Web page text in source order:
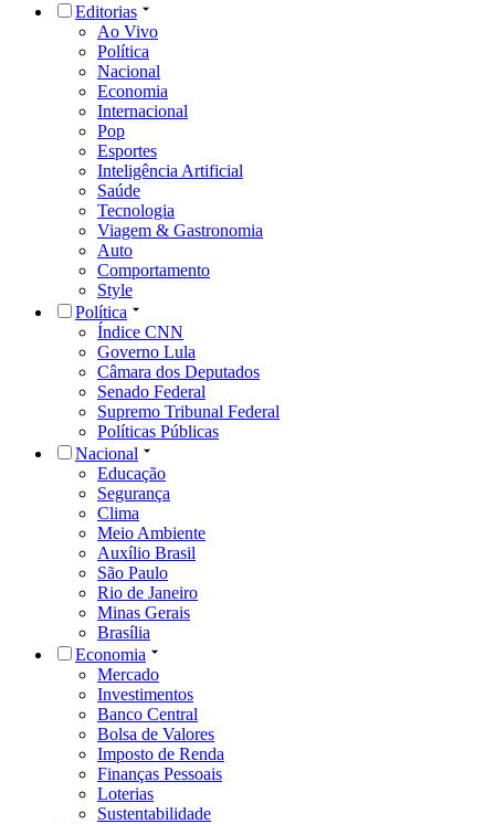
Editorias
Ao Vivo
Política
Nacional
Economia
Internacional
Pop
Esportes
Inteligência Artificial
Saúde
Tecnologia
Viagem & Gastronomia
Auto
Comportamento
Style
Política
Índice CNN
Governo Lula
Câmara dos Deputados
Senado Federal
Supremo Tribunal Federal
Políticas Públicas
Nacional
Educação
Segurança
Clima
Meio Ambiente
Auxílio Brasil
São Paulo
Rio de Janeiro
Minas Gerais
Brasília
Economia
Mercado
Investimentos
Banco Central
Bolsa de Valores
Imposto de Renda
Finanças Pessoais
Loterias
Sustentabilidade